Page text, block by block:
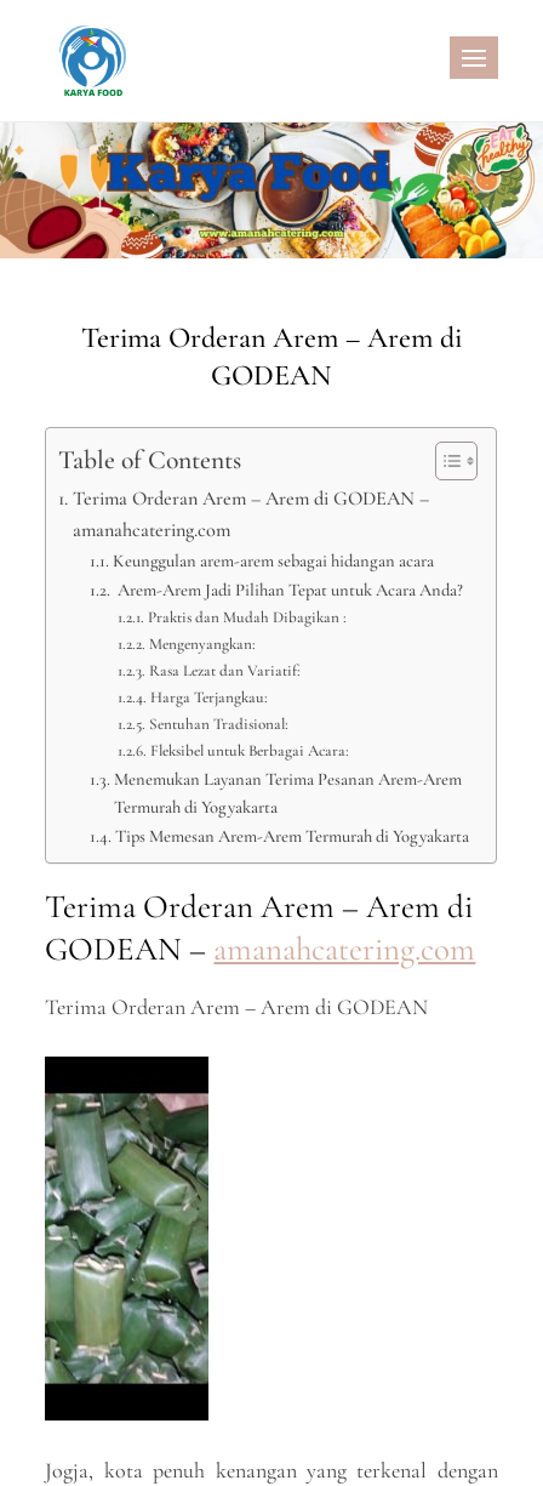
MELAYANI CATERING DENGAN
PERNIKAHAN, JASA AQIQAH
MURAH, NASI KOTAK SEHAT, NASI
KOTAK WISATA, SNACK BOX
MURAH, SNACK TAJIL
Terima Orderan Arem – Arem di
GODEAN
Table of Contents
Terima Orderan Arem – Arem di GODEAN –
amanahcatering.com
Keunggulan arem-arem sebagai hidangan acara
Arem-Arem Jadi Pilihan Tepat untuk Acara Anda?
Praktis dan Mudah Dibagikan :
Mengenyangkan:
Rasa Lezat dan Variatif:
Harga Terjangkau:
Sentuhan Tradisional:
Fleksibel untuk Berbagai Acara:
Menemukan Layanan Terima Pesanan Arem-Arem
Termurah di Yogyakarta
Tips Memesan Arem-Arem Termurah di Yogyakarta
Terima Orderan Arem – Arem di
GODEAN – amanahcatering.com
Terima Orderan Arem – Arem di GODEAN
Jogja, kota penuh kenangan yang terkenal dengan